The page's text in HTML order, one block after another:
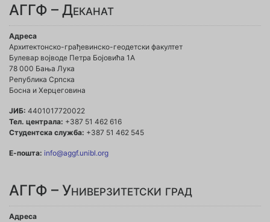
АГГФ – Деканат
Адреса
Архитектонско-грађевинско-геодетски факултет
Булевар војводе Петра Бојовића 1A
78 000 Бања Лука
Република Српска
Босна и Херцеговина
ЈИБ: 4401017720022
Тел. централа: +387 51 462 616
Студентска служба: +387 51 462 545
Е-пошта: info@aggf.unibl.org
АГГФ – Универзитетски град
Адреса